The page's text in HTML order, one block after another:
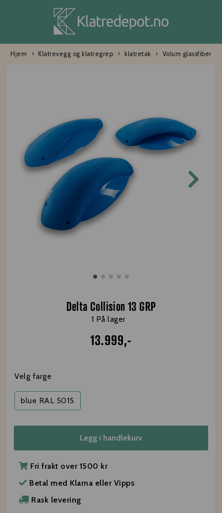
Hjem Klatrevegg og klatregrep klatretak Volum glassfiber
Delta Collision 13 GRP
1 På lager
13.999,-
Velg farge
blue RAL 5015
Legg i handlekurv
Fri frakt over 1500 kr
Betal med Klarna eller Vipps
Rask levering